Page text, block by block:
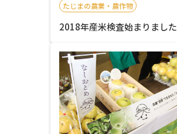
たじまの農業・農作物
2018年産米検査始まりました